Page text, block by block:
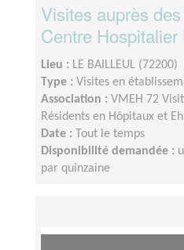
Visites auprès
Centre
Lieu : LE BAILLEUL (72200)
Type : Visites en
Association : VMEH 72
Résidents en Hôpitaux et
Date :
Tout le temps
Disponibilité demandée :
par quinzaine